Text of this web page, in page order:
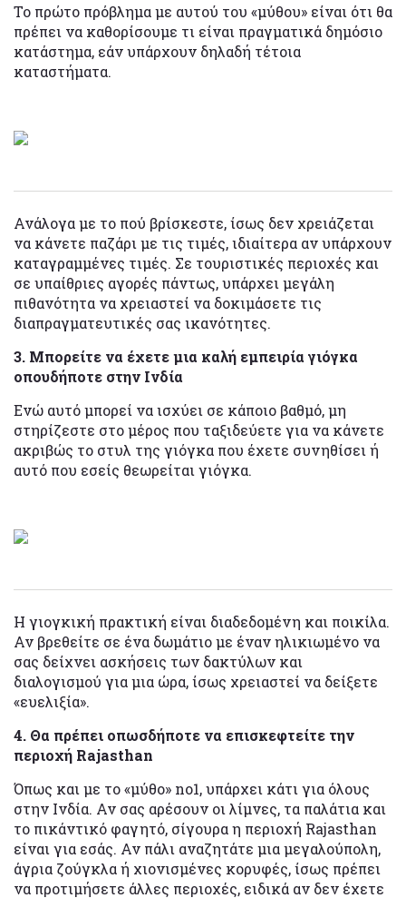
Το πρώτο πρόβλημα με αυτού του «μύθου» είναι ότι θα
πρέπει να καθορίσουμε τι είναι πραγματικά δημόσιο
κατάστημα, εάν υπάρχουν δηλαδή τέτοια
καταστήματα.
Ανάλογα με το πού βρίσκεστε, ίσως δεν χρειάζεται
να κάνετε παζάρι με τις τιμές, ιδιαίτερα αν υπάρχουν
καταγραμμένες τιμές. Σε τουριστικές περιοχές και
σε υπαίθριες αγορές πάντως, υπάρχει μεγάλη
πιθανότητα να χρειαστεί να δοκιμάσετε τις
διαπραγματευτικές σας ικανότητες.
3. Μπορείτε να έχετε μια καλή εμπειρία γιόγκα
οπουδήποτε στην Ινδία
Ενώ αυτό μπορεί να ισχύει σε κάποιο βαθμό, μη
στηρίζεστε στο μέρος που ταξιδεύετε για να κάνετε
ακριβώς το στυλ της γιόγκα που έχετε συνηθίσει ή
αυτό που εσείς θεωρείται γιόγκα.
Η γιογκική πρακτική είναι διαδεδομένη και ποικίλα.
Αν βρεθείτε σε ένα δωμάτιο με έναν ηλικιωμένο να
σας δείχνει ασκήσεις των δακτύλων και
διαλογισμού για μια ώρα, ίσως χρειαστεί να δείξετε
«ευελιξία».
4. Θα πρέπει οπωσδήποτε να επισκεφτείτε την
περιοχή Rajasthan
Όπως και με το «μύθο» no1, υπάρχει κάτι για όλους
στην Ινδία. Αν σας αρέσουν οι λίμνες, τα παλάτια και
το πικάντικό φαγητό, σίγουρα η περιοχή Rajasthan
είναι για εσάς. Αν πάλι αναζητάτε μια μεγαλούπολη,
άγρια ζούγκλα ή χιονισμένες κορυφές, ίσως πρέπει
να προτιμήσετε άλλες περιοχές, ειδικά αν δεν έχετε